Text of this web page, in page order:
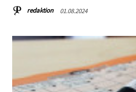
redaktion 01.08.2024